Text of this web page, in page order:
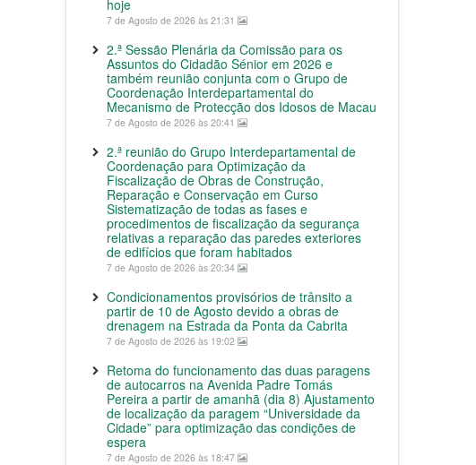
hoje
7 de Agosto de 2026 às 21:31
2.ª Sessão Plenária da Comissão para os
Assuntos do Cidadão Sénior em 2026 e
também reunião conjunta com o Grupo de
Coordenação Interdepartamental do
Mecanismo de Protecção dos Idosos de Macau
7 de Agosto de 2026 às 20:41
2.ª reunião do Grupo Interdepartamental de
Coordenação para Optimização da
Fiscalização de Obras de Construção,
Reparação e Conservação em Curso
Sistematização de todas as fases e
procedimentos de fiscalização da segurança
relativas a reparação das paredes exteriores
de edifícios que foram habitados
7 de Agosto de 2026 às 20:34
Condicionamentos provisórios de trânsito a
partir de 10 de Agosto devido a obras de
drenagem na Estrada da Ponta da Cabrita
7 de Agosto de 2026 às 19:02
Retoma do funcionamento das duas paragens
de autocarros na Avenida Padre Tomás
Pereira a partir de amanhã (dia 8) Ajustamento
de localização da paragem “Universidade da
Cidade” para optimização das condições de
espera
7 de Agosto de 2026 às 18:47